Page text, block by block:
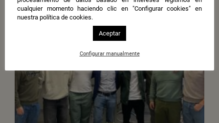
Más noticias
cualquier momento haciendo clic en "Configurar cookies" en
nuestra política de cookies.
Aceptar
Configurar manualmente